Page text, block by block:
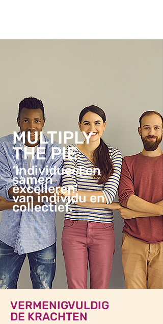
MULTIPLY
THE PIE
‘Individueel en
samen
excelleren’
van individu en
collectief.
VERMENIGVULDIG
DE KRACHTEN